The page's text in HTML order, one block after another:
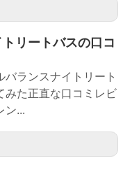
リートバスの口コ
ランスナイトリート
みた正直な口コミレビ
ン...